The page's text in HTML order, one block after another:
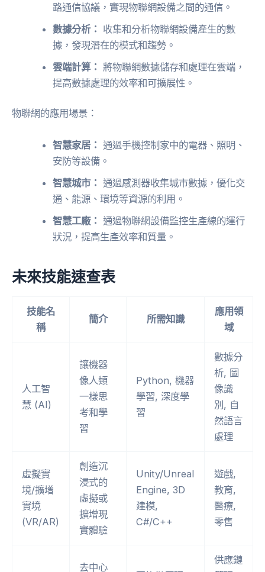
路通信協議，實現物聯網設備之間的通信。
數據分析： 收集和分析物聯網設備產生的數
據，發現潛在的模式和趨勢。
雲端計算： 將物聯網數據儲存和處理在雲端，
提高數據處理的效率和可擴展性。
物聯網的應用場景：
智慧家居： 通過手機控制家中的電器、照明、
安防等設備。
智慧城市： 通過感測器收集城市數據，優化交
通、能源、環境等資源的利用。
智慧工廠： 通過物聯網設備監控生產線的運行
狀況，提高生產效率和質量。
未來技能速查表
技能名
稱
簡介 所需知識
應用領
域
人工智
慧 (AI)
讓機器
像人類
一樣思
考和學
習
Python, 機器
學習, 深度學
習
數據分
析, 圖
像識
別, 自
然語言
處理
虛擬實
境/擴增
實境
(VR/AR)
創造沉
浸式的
虛擬或
擴增現
實體驗
Unity/Unreal
Engine, 3D
建模,
C#/C++
遊戲,
教育,
醫療,
零售
去中心
供應鏈